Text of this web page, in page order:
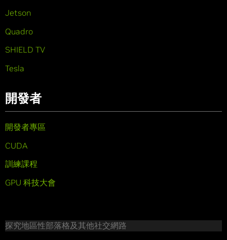
Jetson
Quadro
SHIELD TV
Tesla
開發者
開發者專區
CUDA
訓練課程
GPU 科技大會
探究地區性部落格及其他社交網路